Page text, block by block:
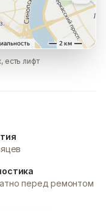
есть лифт
перед ремонтом